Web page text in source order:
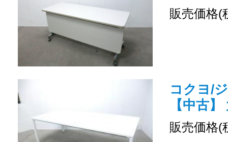
販売価格(
コクヨ/
【中古
販売価格(